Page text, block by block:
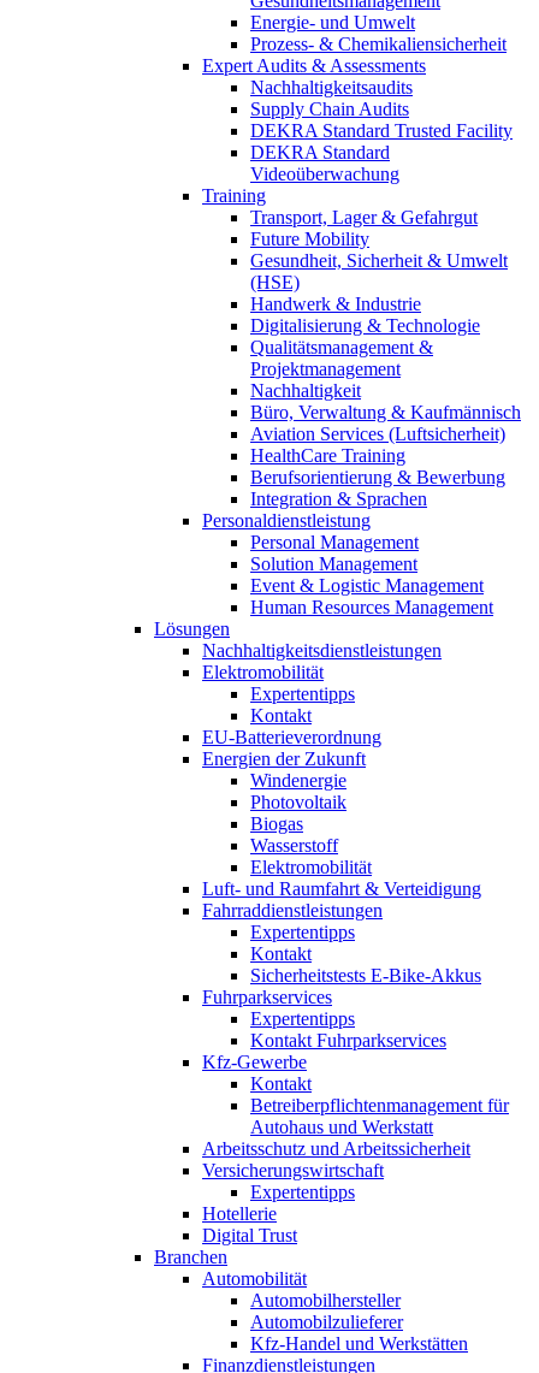
Energie- und Umwelt
Prozess- & Chemikaliensicherheit
Expert Audits & Assessments
Nachhaltigkeitsaudits
Supply Chain Audits
DEKRA Standard Trusted Facility
DEKRA Standard
Videoüberwachung
Training
Transport, Lager & Gefahrgut
Future Mobility
Gesundheit, Sicherheit & Umwelt
(HSE)
Handwerk & Industrie
Digitalisierung & Technologie
Qualitätsmanagement &
Projektmanagement
Nachhaltigkeit
Büro, Verwaltung & Kaufmännisch
Aviation Services (Luftsicherheit)
HealthCare Training
Berufsorientierung & Bewerbung
Integration & Sprachen
Personaldienstleistung
Personal Management
Solution Management
Event & Logistic Management
Human Resources Management
Lösungen
Nachhaltigkeitsdienstleistungen
Elektromobilität
Expertentipps
Kontakt
EU-Batterieverordnung
Energien der Zukunft
Windenergie
Photovoltaik
Biogas
Wasserstoff
Elektromobilität
Luft- und Raumfahrt & Verteidigung
Fahrraddienstleistungen
Expertentipps
Kontakt
Sicherheitstests E-Bike-Akkus
Fuhrparkservices
Expertentipps
Kontakt Fuhrparkservices
Kfz-Gewerbe
Kontakt
Betreiberpflichtenmanagement für
Autohaus und Werkstatt
Arbeitsschutz und Arbeitssicherheit
Versicherungswirtschaft
Expertentipps
Hotellerie
Digital Trust
Branchen
Automobilität
Automobilhersteller
Automobilzulieferer
Kfz-Handel und Werkstätten
Finanzdienstleistungen